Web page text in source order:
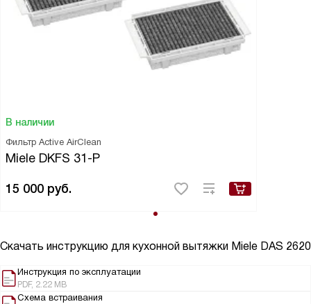
В наличии
Фильтр Active AirClean
Miele DKFS 31-P
15 000 руб.
Скачать инструкцию для кухонной вытяжки Miele DAS 2620
Инструкция по эксплуатации
PDF, 2.22 MB
Схема встраивания